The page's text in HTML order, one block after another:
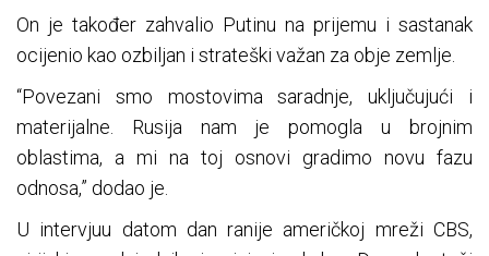
On je također zahvalio Putinu na prijemu i sastanak
ocijenio kao ozbiljan i strateški važan za obje zemlje.
“Povezani smo mostovima saradnje, uključujući i
materijalne. Rusija nam je pomogla u brojnim
oblastima, a mi na toj osnovi gradimo novu fazu
odnosa,” dodao je.
U intervjuu datom dan ranije američkoj mreži CBS,